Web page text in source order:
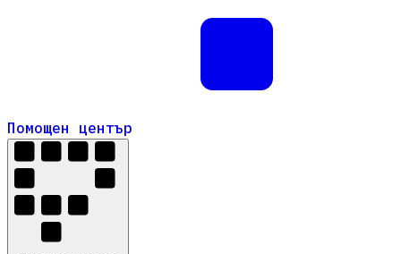
Помощен център
Помощен център